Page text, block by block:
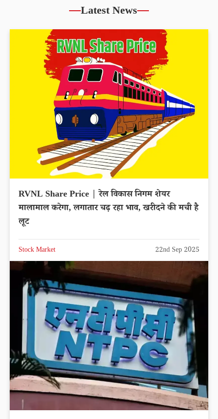
Latest News
RVNL Share Price | रेल विकास निगम शेयर
मालामाल करेगा, लगातार चढ़ रहा भाव, खरीदने की मची है
लूट
Stock Market 22nd Sep 2025